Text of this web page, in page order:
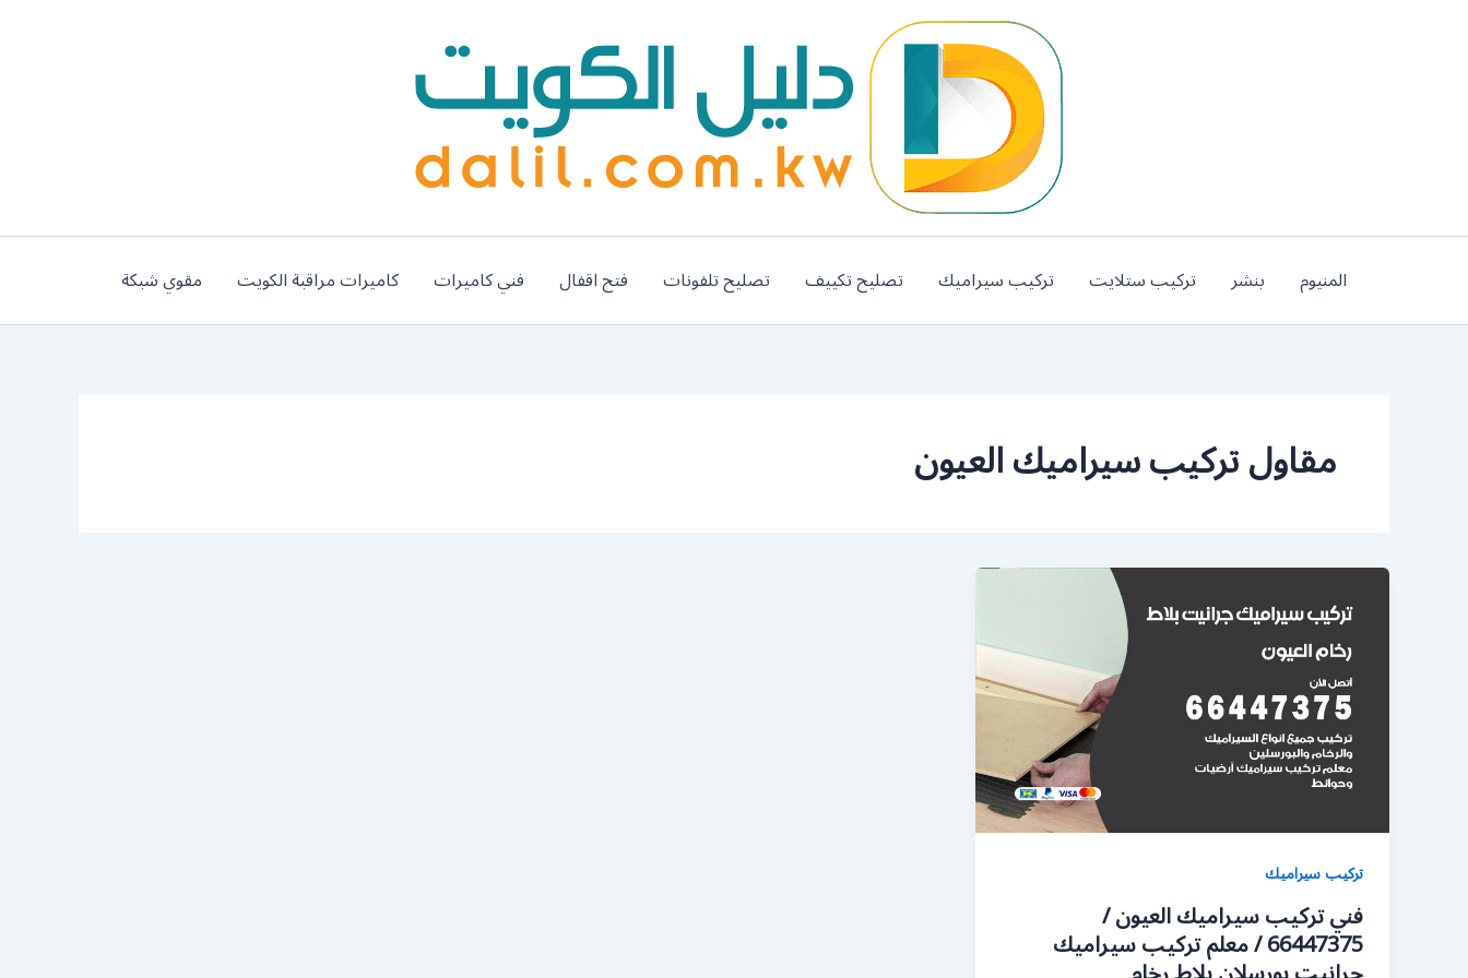
المنيوم بنشر تركيب ستلايت تركيب سيراميك تصليح تكييف تصليح تلفونات فتح اقفال فني كاميرات كاميرات مراقبة الكويت مقوي شبكة
مقاول تركيب سيراميك العيون
تركيب سيراميك
فني تركيب سيراميك العيون /
66447375 / معلم تركيب سيراميك